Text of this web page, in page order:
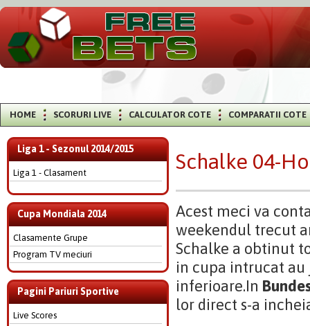
HOME SCORURI LIVE CALCULATOR COTE COMPARATII COTE
Liga 1 - Sezonul 2014/2015
Liga 1 - Clasament
Cupa Mondiala 2014
Clasamente Grupe
Program TV meciuri
Pagini Pariuri Sportive
Live Scores
Schalke 04-
Acest meci va
weekendul trecut
Schalke a obtinut
in cupa intrucat
inferioare.In
lor direct s-a